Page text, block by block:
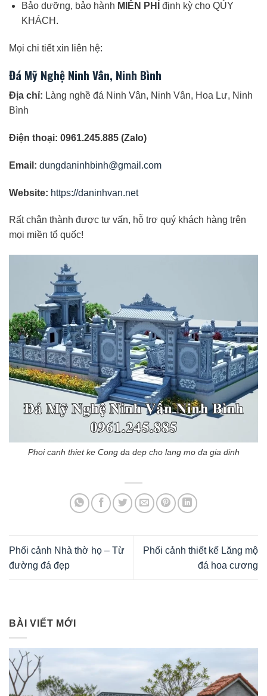
Bảo dưỡng, bảo hành MIỄN PHÍ
định kỳ cho QÚY
KHÁCH.
Mọi chi tiết xin liên hệ:
Đá Mỹ Nghệ Ninh Vân, Ninh Bình
Địa chỉ: Làng nghề đá Ninh Vân, Ninh Vân, Hoa Lư, Ninh
Bình
Điện thoại: 0961.245.885 (Zalo)
Email: dungdaninhbinh@gmail.com
Website: https://daninhvan.net
Rất chân thành được tư vấn, hỗ trợ quý khách hàng trên
mọi miền tổ quốc!
Phoi canh thiet ke Cong da dep cho lang mo da gia dinh
Phối cảnh Nhà thờ họ – Từ
đường đá đẹp
Phối cảnh thiết kế Lăng mộ
đá hoa cương
BÀI VIẾT MỚI